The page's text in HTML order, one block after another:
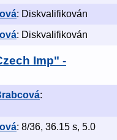
: Diskvalifikován
: Diskvalifikován
Imp" -
:
: 8/36, 36.15 s, 5.0